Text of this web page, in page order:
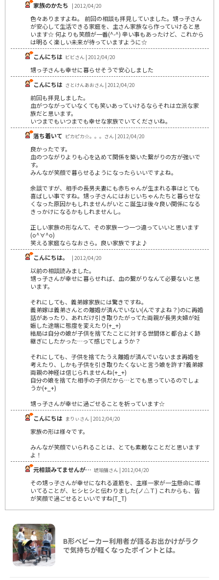
家族のかたち | 2012/04/20
色々ありますよね。 前回の相談も拝見していました。甥っ子さん
が安心して生活できる家庭を、主さん家族なら作っていけると思
います☆ 何よりも笑顔が一番(^-^) 辛い事もあったけど、これから
は明るく楽しい未来が待っていますように☆
こんにちは ビビさん | 2012/04/20
甥っ子さんも幸せに暮らせそうで安心しました
こんにちは さとけんあおさん | 2012/04/20
前回も拝見しました。
血がつながっていなくても笑いあっていけるならそれは立派な家
族だと思います。
いつまでもいつまでも幸せな家族でいてくださいね。
落ち着いて ピカピカ☆。。。さん | 2012/04/20
良かったです。
血のつながりよりも心を込めて関係を築いた繋がりの方が強いで
す。
みんなが笑顔で暮らせるようになったらいいですよね。
余談ですが、相手の長男夫妻にも赤ちゃんが生まれる事はとても
喜ばしい事ですね。甥っ子さんにはおじいちゃんたちと暮らせな
くなった原因かもしれませんがいとこ誕生は後々良い関係になる
きっかけになるかもしれませんし。
正しい家族の形なんて、その家族一つ一つ違っていいと思います
(o^∀^o)
笑える家庭ならなおさら。良い家族ですよ♪
こんにちは。
| 2012/04/20
以前の相談読みました。
甥っ子さんが幸せに暮らせれば、血の繋がりなんて必要ないと思
います。
それにしても、義弟嫁家族には驚きですね。
義弟嫁は義弟さんとの離婚が済んでいない(んですよね？)のに再婚
話があったり、あれだけ引き取りたがってた両親が長男夫婦が妊
娠した途端に態度を変えたり(+_+)
結局は自分の娘が子供を捨てたことに対する世間体と都合よく跡
継ぎにしたかった…って感じでしょうか？
それにしても、子供を捨てたうえ離婚が済んでいないまま再婚を
考えたり、しかも子供を引き取りたくないと言う娘を許す?義弟嫁
両親の神経は信じられませんね(+_+)
自分の娘を捨てた相手の子供だから…とでも思っているのでしょ
うか(+_+)
甥っ子さんが幸せに過ごせることを祈っています☆
こんにちは まりぃさん | 2012/04/20
家族の形は様々です。
みんなが笑顔でいられることは、とても素敵なことだと思います
よ！
元相談みてませんが… 琥珀猫さん | 2012/04/20
その甥っ子さんが幸せになれる道筋を、主様一家が一生懸命に導
いてることが、ヒシヒシと伝わりました(ノ△Ｔ) これからも、皆
が笑顔で過ごせるといいですね(T_T)
B形ベビーカー利用者が語るお出かけがラク
で気持ちが軽くなったポイントとは。